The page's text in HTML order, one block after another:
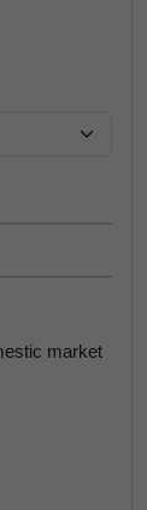
market